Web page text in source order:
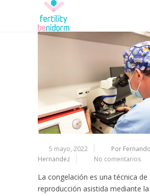
5 mayo, 2022
Por Fernando
Hernandez
No comentarios
La congelación es una técnica de
reproducción asistida mediante